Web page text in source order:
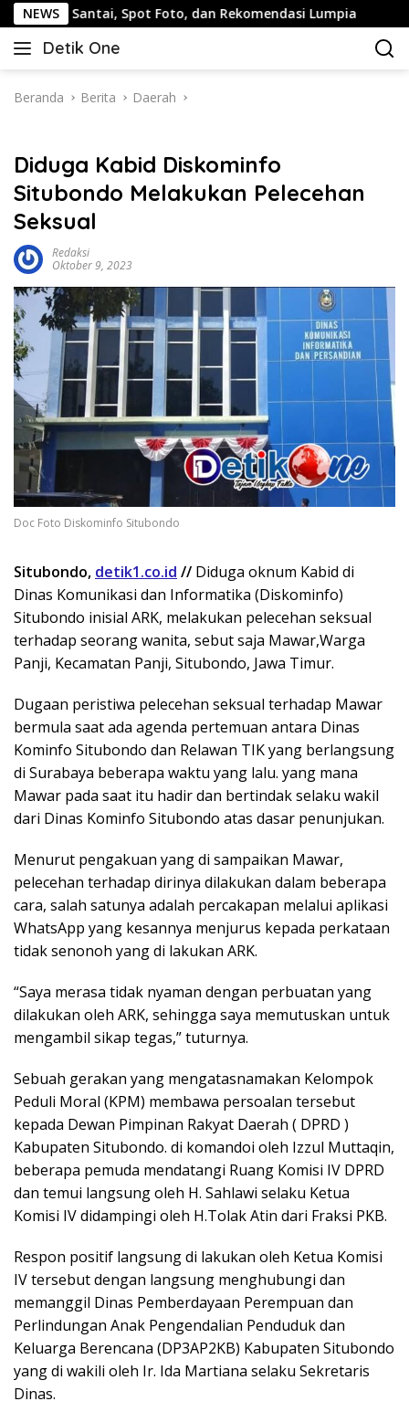
Langsung
ke
konten
NEWS
Spot Foto, dan Rekomendasi Lumpia Panduan
Detik One
Tajam
Fakta
Beranda Berita Daerah
Diduga Kabid Diskominfo
Situbondo Melakukan Pelecehan
Seksual
Redaksi
Oktober 9, 2023
Doc Foto Diskominfo Situbondo
Situbondo, detik1.co.id // Diduga oknum Kabid di
Dinas Komunikasi dan Informatika (Diskominfo)
Situbondo inisial ARK, melakukan pelecehan seksual
terhadap seorang wanita, sebut saja Mawar,Warga
Panji, Kecamatan Panji, Situbondo, Jawa Timur.
Dugaan peristiwa pelecehan seksual terhadap Mawar
bermula saat ada agenda pertemuan antara Dinas
Kominfo Situbondo dan Relawan TIK yang berlangsung
di Surabaya beberapa waktu yang lalu. yang mana
Mawar pada saat itu hadir dan bertindak selaku wakil
dari Dinas Kominfo Situbondo atas dasar penunjukan.
Menurut pengakuan yang di sampaikan Mawar,
pelecehan terhadap dirinya dilakukan dalam beberapa
cara, salah satunya adalah percakapan melalui aplikasi
WhatsApp yang kesannya menjurus kepada perkataan
tidak senonoh yang di lakukan ARK.
“Saya merasa tidak nyaman dengan perbuatan yang
dilakukan oleh ARK, sehingga saya memutuskan untuk
mengambil sikap tegas,” tuturnya.
Sebuah gerakan yang mengatasnamakan Kelompok
Peduli Moral (KPM) membawa persoalan tersebut
kepada Dewan Pimpinan Rakyat Daerah ( DPRD )
Kabupaten Situbondo. di komandoi oleh Izzul Muttaqin,
beberapa pemuda mendatangi Ruang Komisi IV DPRD
dan temui langsung oleh H. Sahlawi selaku Ketua
Komisi IV didampingi oleh H.Tolak Atin dari Fraksi PKB.
Respon positif langsung di lakukan oleh Ketua Komisi
IV tersebut dengan langsung menghubungi dan
memanggil Dinas Pemberdayaan Perempuan dan
Perlindungan Anak Pengendalian Penduduk dan
Keluarga Berencana (DP3AP2KB) Kabupaten Situbondo
yang di wakili oleh Ir. Ida Martiana selaku Sekretaris
Dinas.